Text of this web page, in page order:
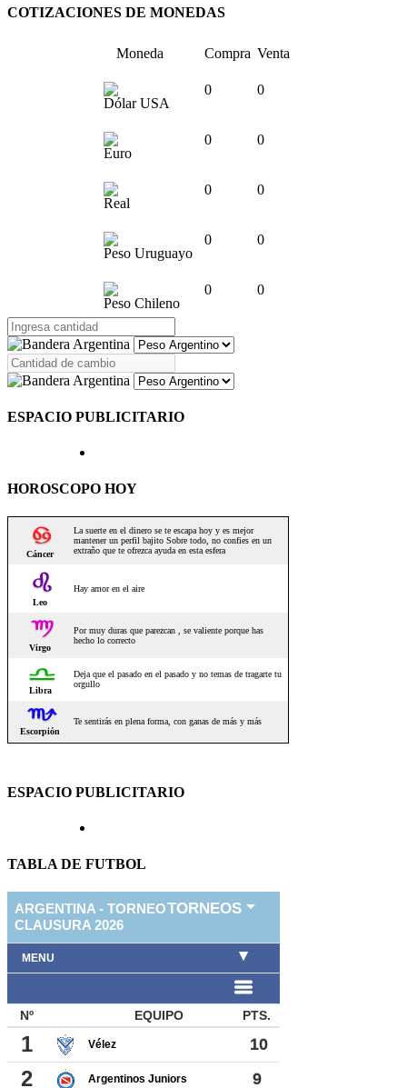
COTIZACIONES DE MONEDAS
Moneda Compra Venta
Dólar USA
0 0
Euro
0 0
Real
0 0
Peso Uruguayo
0 0
Peso Chileno
0 0
ESPACIO PUBLICITARIO
HOROSCOPO HOY
ESPACIO PUBLICITARIO
TABLA DE FUTBOL